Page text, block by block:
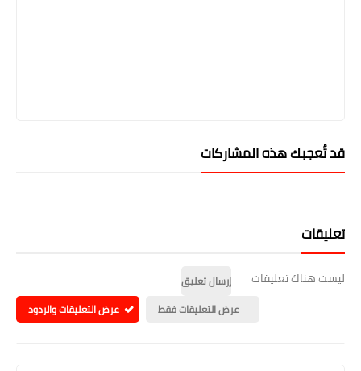
قد تُعجبك هذه المشاركات
تعليقات
ليست هناك تعليقات
إرسال تعليق
عرض التعليقات فقط
عرض التعليقات والردود